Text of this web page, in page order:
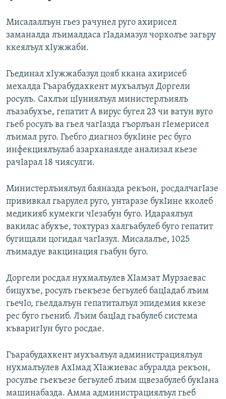
Мисалаллъун гьез рачунел руго ахирисел
заманалда лъималдаса гIадамазул чорхолъе загьру
ккеялъул хIужжаби.
Гьединал хIужжабазул цояб ккана ахирисеб
мехалда Гъарабудахкент мухъалъул Доргели
росулъ. Сахлъи цIуниялъул министерлъиялъ
лъазабухъе, гепатит А вирус бугел 23 чи ватун вуго
гьеб росулъ ва гьел чагIазда гъорлъан гIемерисел
лъимал руго. Гьебго диагноз букIине рес буго
инфекциялъулаб азарханаялде анализал кьезе
рачIарал 18 чиясулги.
Министерлъиялъул баяназда рекъон, росдалчагIазе
прививкал гьарулел руго, унтаразе букIине кколеб
медикияб кумекги чIезабун буго. Идараялъул
вакилас абухъе, тохтураз халгьабулеб буго гепатит
бугищали цогидал чагIазул. Мисалалъе, 1025
лъимадуе вакцинация гьабун буго.
Доргели росдал нухмалъулев ХIамзат Мурзаевас
бицухъе, росулъ гьекъезе бегьулеб бацIадаб лъим
гьечIо, гьелдалъун гепатиталъул эпидемия ккезе
рес буго гьениб. Лъим бацIад гьабулеб система
къваригIун буго росдае.
Гъарабудахкент мухъалъул администрациялъул
нухмалъулев АхIмад ХIажиевас абуралда рекъон,
росулъе гьекъезе бегьулеб лъим щвезабулеб букIана
машинабазда. Амма администрациялъул гьеб